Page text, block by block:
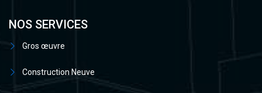
NOS SERVICES
Gros œuvre
Construction Neuve